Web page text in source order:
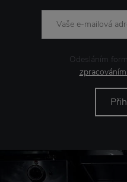
Odesláním